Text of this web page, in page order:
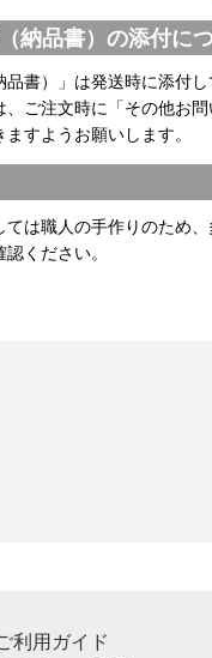
納品書）の添付に
品書）」は発送時に添付し
、ご注文時に「その他お
すようお願いします。
は職人の手作りのため
ください。
利用ガイド